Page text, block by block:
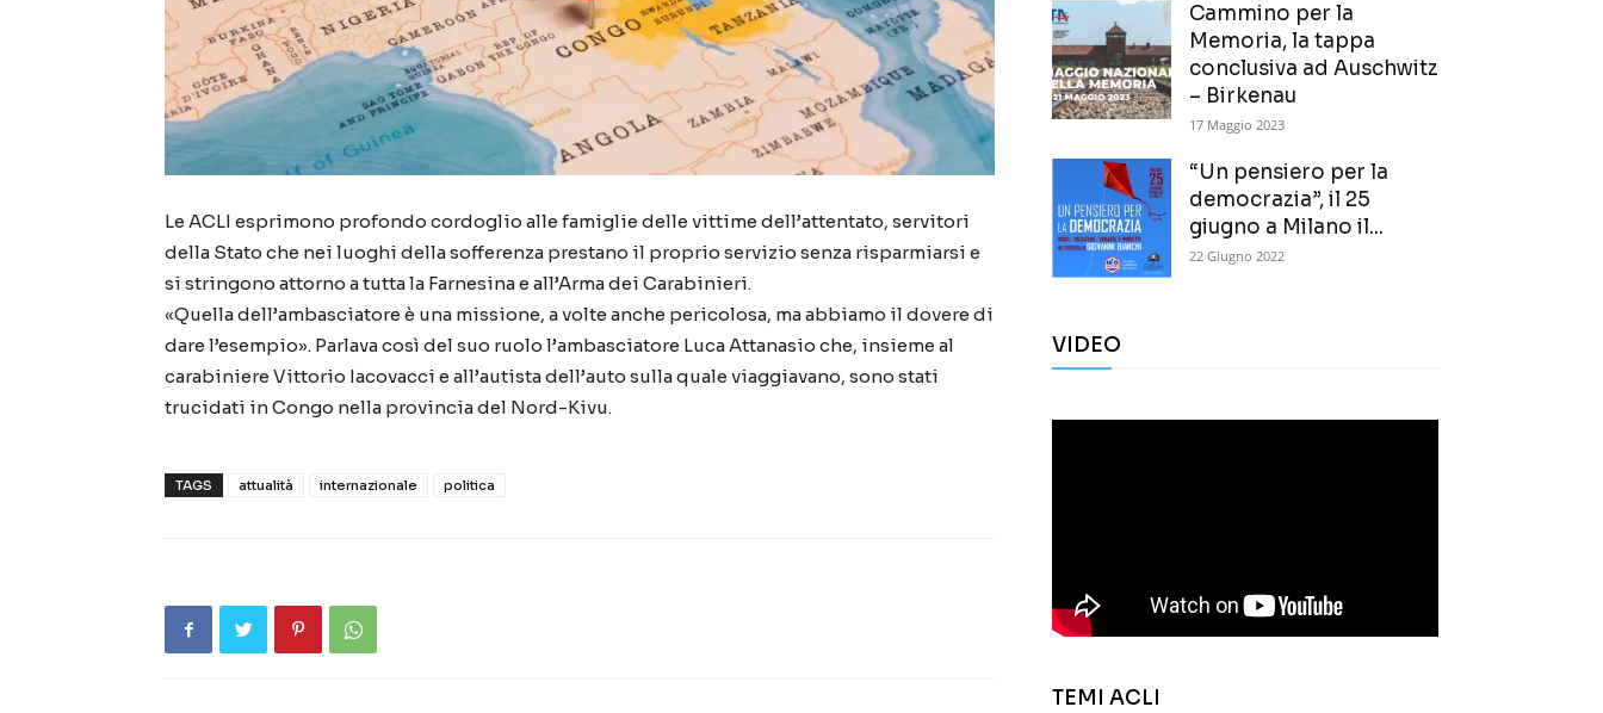
Le ACLI esprimono profondo cordoglio alle famiglie delle vittime dell’attentato, servitori
della Stato che nei luoghi della sofferenza prestano il proprio servizio senza risparmiarsi e
si stringono attorno a tutta la Farnesina e all’Arma dei Carabinieri.
«Quella dell’ambasciatore è una missione, a volte anche pericolosa, ma abbiamo il dovere di
dare l’esempio». Parlava così del suo ruolo l’ambasciatore Luca Attanasio che, insieme al
carabiniere Vittorio Iacovacci e all’autista dell’auto sulla quale viaggiavano, sono stati
trucidati in Congo nella provincia del Nord-Kivu.
TAGS attualità internazionale politica
Cammino per la
Memoria, la tappa
conclusiva ad Auschwitz
– Birkenau
17 Maggio 2023
“Un pensiero per la
democrazia”, il 25
giugno a Milano il...
22 Giugno 2022
VIDEO
TEMI ACLI